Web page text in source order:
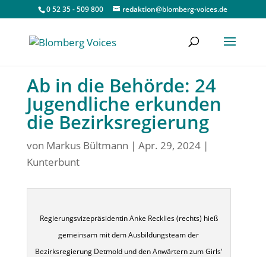
0 52 35 - 509 800 redaktion@blomberg-voices.de
Ab in die Behörde: 24
Jugendliche erkunden
die Bezirksregierung
von Markus Bültmann | Apr. 29, 2024|
Kunterbunt
Regierungsvizepräsidentin Anke Recklies (rechts) hieß
gemeinsam mit dem Ausbildungsteam der
Bezirksregierung Detmold und den Anwärtern zum Girls‘